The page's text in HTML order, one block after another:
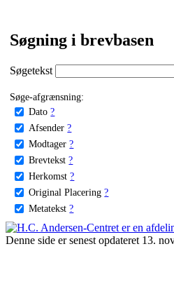
Søgning i brevbasen
Søgetekst
Søge-afgrænsning:
Dato ?
Afsender ?
Modtager ?
Brevtekst ?
Herkomst ?
Original Placering ?
Metatekst ?
Denne side er senest opdateret 13.